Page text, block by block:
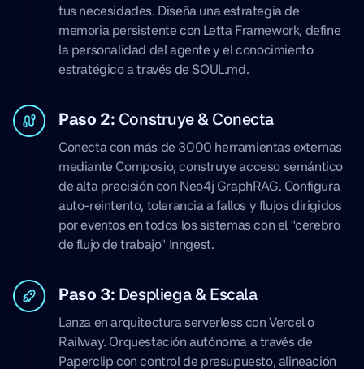
tus necesidades. Diseña una estrategia de
memoria persistente con Letta Framework, define
la personalidad del agente y el conocimiento
estratégico a través de SOUL.md.
Paso 2: Construye & Conecta
Conecta con más de 3000 herramientas externas
mediante Composio, construye acceso semántico
de alta precisión con Neo4j GraphRAG. Configura
auto-reintento, tolerancia a fallos y flujos dirigidos
por eventos en todos los sistemas con el "cerebro
de flujo de trabajo" Inngest.
Paso 3: Despliega & Escala
Lanza en arquitectura serverless con Vercel o
Railway. Orquestación autónoma a través de
Paperclip con control de presupuesto, alineación